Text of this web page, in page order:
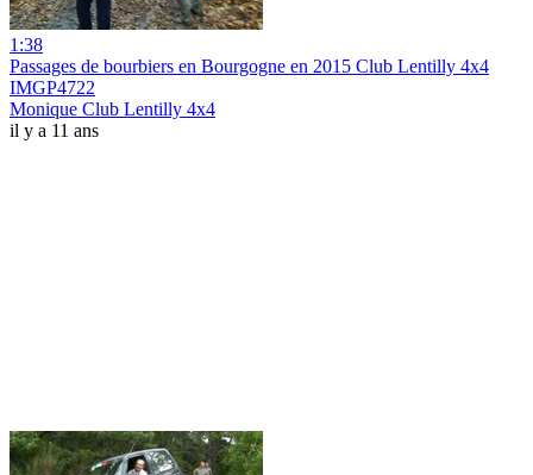
1:38
Passages de bourbiers en Bourgogne en 2015 Club Lentilly 4x4
IMGP4722
Monique Club Lentilly 4x4
il y a 11 ans